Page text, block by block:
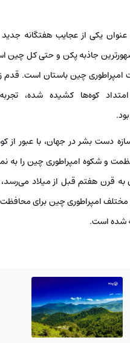
یکی از عجایب هفتگانه
جاذبه پکن و حتی کل چین
امپراطوری چین باستان است. قدم
کوه‌ها کشیده شده،
دست بشر در جهان، با عبور از
و شکوه امپراطوری چین را به
قرن هفتم قبل از میلاد می‌رسد،
امپراطوری چین برای محافظت
شده است.